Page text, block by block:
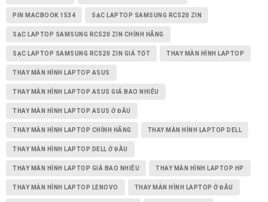
PIN MACBOOK 1534 SẠC LAPTOP SAMSUNG RC520 ZIN
SẠC LAPTOP SAMSUNG RC520 ZIN CHÍNH HÃNG
SẠC LAPTOP SAMSUNG RC520 ZIN GIÁ TỐT THAY MÀN HÌNH LAPTOP
THAY MÀN HÌNH LAPTOP ASUS
THAY MÀN HÌNH LAPTOP ASUS GIÁ BAO NHIÊU
THAY MÀN HÌNH LAPTOP ASUS Ở ĐÂU
THAY MÀN HÌNH LAPTOP CHÍNH HÃNG THAY MÀN HÌNH LAPTOP DELL
THAY MÀN HÌNH LAPTOP DELL Ở ĐÂU
THAY MÀN HÌNH LAPTOP GIÁ BAO NHIÊU THAY MÀN HÌNH LAPTOP HP
THAY MÀN HÌNH LAPTOP LENOVO THAY MÀN HÌNH LAPTOP Ở ĐÂU